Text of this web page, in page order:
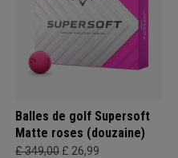
Balles de golf Supersoft
Matte roses (douzaine)
£ 349,00 £ 26,99